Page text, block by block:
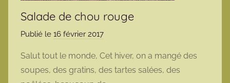
Salade de chou rouge
Publié le 16 février 2017
r
m
Salut tout le monde, Cet hiver, on a mangé des
soupes, des gratins, des tartes salées, des